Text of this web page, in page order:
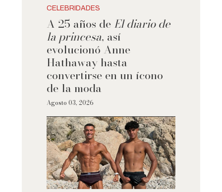
CELEBRIDADES
A 25 años de El diario de
la princesa, así
evolucionó Anne
Hathaway hasta
convertirse en un ícono
de la moda
Agosto 03, 2026